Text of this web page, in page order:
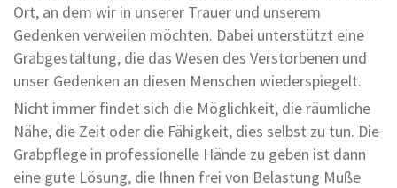
Ort, an dem wir in unserer Trauer und unserem
Gedenken verweilen möchten. Dabei unterstützt eine
Grabgestaltung, die das Wesen des Verstorbenen und
unser Gedenken an diesen Menschen wiederspiegelt.
Nicht immer findet sich die Möglichkeit, die räumliche
Nähe, die Zeit oder die Fähigkeit, dies selbst zu tun. Die
Grabpflege in professionelle Hände zu geben ist dann
eine gute Lösung, die Ihnen frei von Belastung Muße